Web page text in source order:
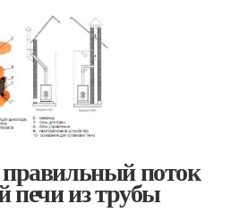
поток
печи из трубы